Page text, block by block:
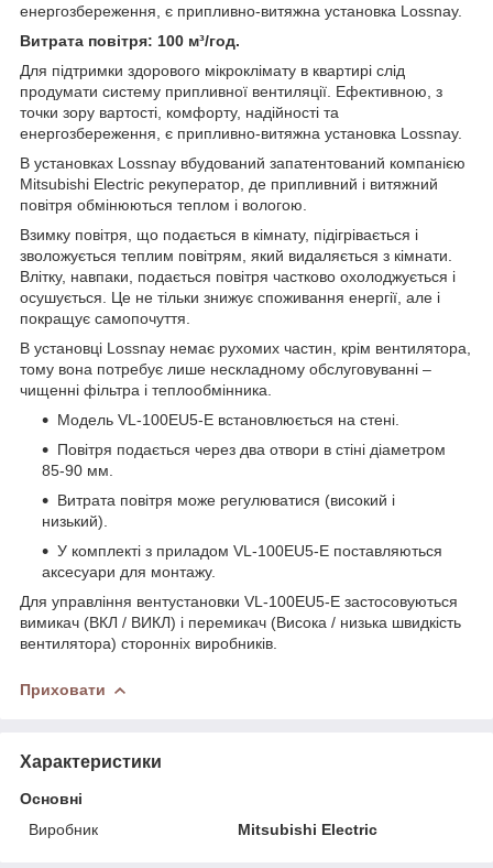
енергозбереження, є припливно-витяжна установка Lossnay.
Витрата повітря: 100 м³/год.
Для підтримки здорового мікроклімату в квартирі слід
продумати систему припливної вентиляції. Ефективною, з
точки зору вартості, комфорту, надійності та
енергозбереження, є припливно-витяжна установка Lossnay.
В установках Lossnay вбудований запатентований компанією
Mitsubishi Electric рекуператор, де припливний і витяжний
повітря обмінюються теплом і вологою.
Взимку повітря, що подається в кімнату, підігрівається і
зволожується теплим повітрям, який видаляється з кімнати.
Влітку, навпаки, подається повітря частково охолоджується і
осушується. Це не тільки знижує споживання енергії, але і
покращує самопочуття.
В установці Lossnay немає рухомих частин, крім вентилятора,
тому вона потребує лише нескладному обслуговуванні –
чищенні фільтра і теплообмінника.
Модель VL-100EU5-E встановлюється на стені.
Повітря подається через два отвори в стіні діаметром
85-90 мм.
Витрата повітря може регулюватися (високий і
низький).
У комплекті з приладом VL-100EU5-E поставляються
аксесуари для монтажу.
Для управління вентустановки VL-100EU5-E застосовуються
вимикач (ВКЛ / ВИКЛ) і перемикач (Висока / низька швидкість
вентилятора) сторонніх виробників.
Приховати
Характеристики
Основні
Виробник
Mitsubishi Electric